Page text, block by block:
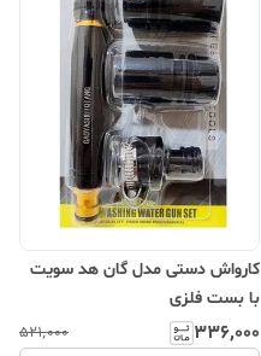
کارواش دستی مدل گان هد سویت
با بست فلزی
۳۳۶٬۰۰۰ ۵۲۱٬۰۰۰